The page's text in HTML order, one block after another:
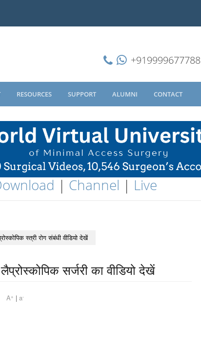
+919999677788
RESOURCES SUPPORT ALUMNI CONTACT
| Channel | Live
स्त्री रोग संबंधी वीडियो देखें
सर्जरी का वीडियो देखें
A+ | a-